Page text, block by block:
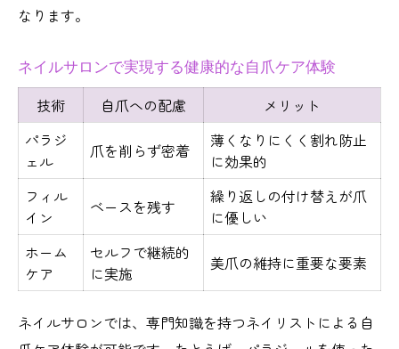
徴
ネイルサロンで得られる心地よい時間の過
ごし方
なります。
ネイルサロンで実現する健康的な自爪ケア体験
技術 自爪への配慮
メリット
パラジ
ェル
爪を削らず密着
薄くなりにくく割れ防止
に効果的
フィル
イン
ベースを残す
繰り返しの付け替えが爪
に優しい
ホーム
ケア
セルフで継続的
に実施
美爪の維持に重要な要素
ネイルサロンでは、専門知識を持つネイリストによる自